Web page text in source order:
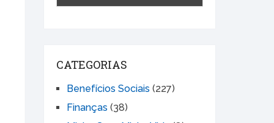
CATEGORIAS
Benefícios Sociais (227)
Finanças (38)